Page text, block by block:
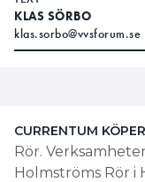
KLAS SÖRBO
klas.sorbo@vvsforum.se
CURRENTUM
Rör.
Holmströms Rör i